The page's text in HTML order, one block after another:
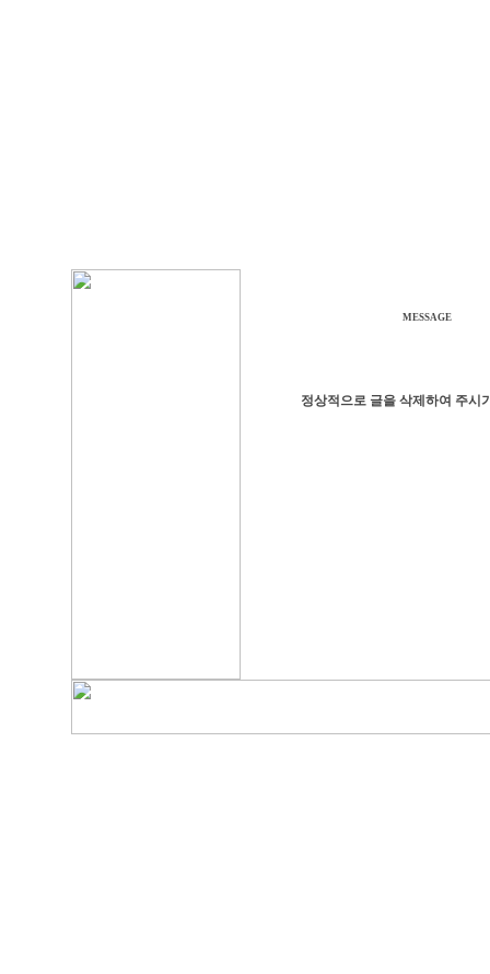
MESSAGE
정상적으로 글을 삭제하여 주시